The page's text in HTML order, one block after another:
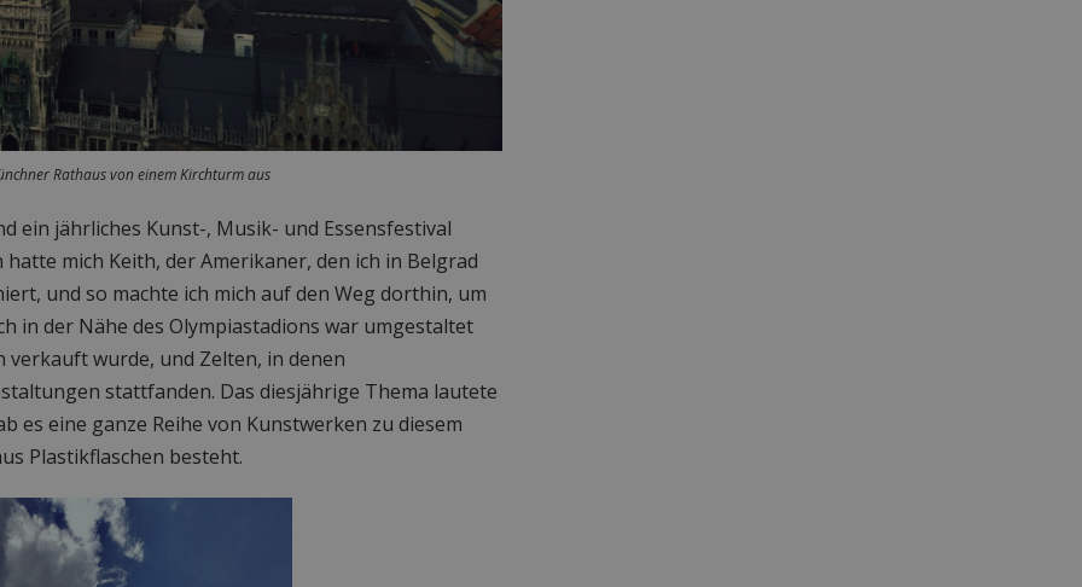
Rathaus von einem Kirchturm aus
ein jährliches Kunst-, Musik- und Essensfestival
mich Keith, der Amerikaner, den ich in Belgrad
und so machte ich mich auf den Weg dorthin, um
in der Nähe des Olympiastadions war umgestaltet
verkauft wurde, und Zelten, in denen
stattfanden. Das diesjährige Thema lautete
es eine ganze Reihe von Kunstwerken zu diesem
Plastikflaschen besteht.